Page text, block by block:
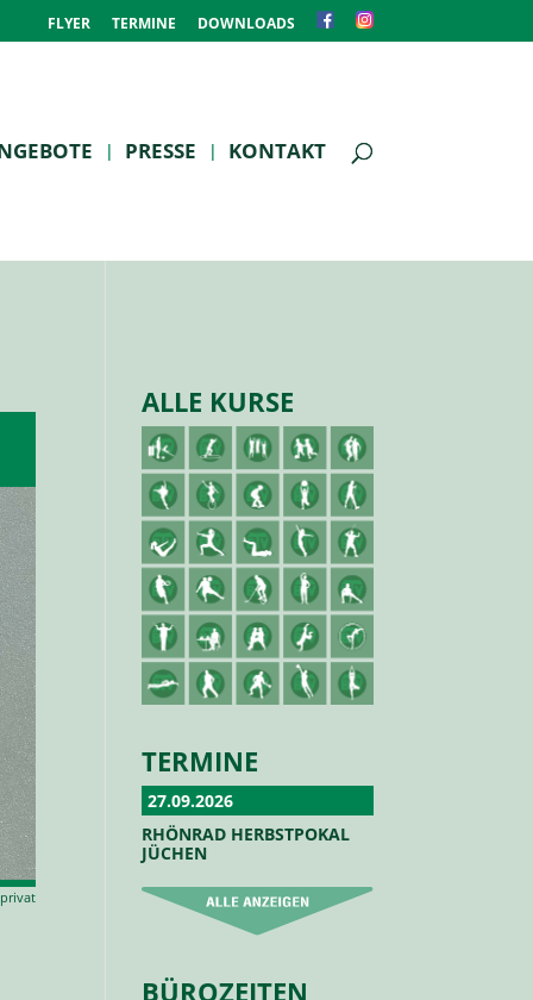
FLYER TERMINE DOWNLOADS
PRESSE KONTAKT
ALLE KURSE
TERMINE
27.09.2026
RHÖNRAD HERBSTPOKAL
JÜCHEN
BÜROZEITEN